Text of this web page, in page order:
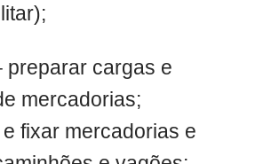
preparar cargas e
mercadorias;
fixar mercadorias e